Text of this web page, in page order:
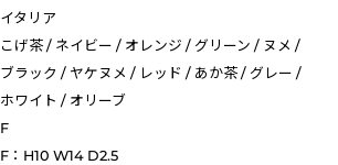
イタリア
こげ茶 / ネイビー / オレンジ / グリーン / ヌメ /
ブラック / ヤケヌメ / レッド / あか茶 / グレー /
ホワイト / オリーブ
F
F：H10 W14 D2.5